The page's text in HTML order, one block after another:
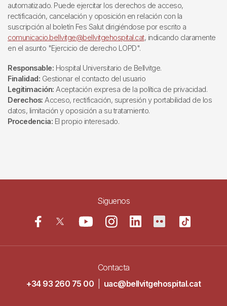
automatizado. Puede ejercitar los derechos de acceso,
rectificación, cancelación y oposición en relación con la
suscripción al boletín Fes Salut dirigiéndose por escrito a
comunicacio.bellvitge@bellvitgehospital.cat, indicando claramente
en el asunto "Ejercicio de derecho LOPD".
Responsable: Hospital Universitario de Bellvitge.
Finalidad: Gestionar el contacto del usuario
Legitimación: Aceptación expresa de la política de privacidad.
Derechos: Acceso, rectificación, supresión y portabilidad de los
datos, limitación y oposición a su tratamiento.
Procedencia: El propio interesado.
Siguenos
Contacta
+34 93 260 75 00
uac@bellvitgehospital.cat